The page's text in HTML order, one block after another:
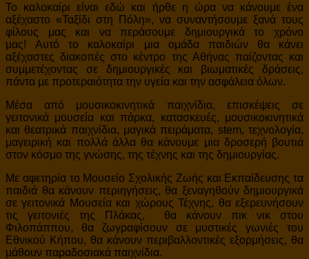
Το καλοκαίρι είναι εδώ και ήρθε η ώρα να κάνουμε ένα
αξέχαστο «Ταξίδι στη Πόλη», να συναντήσουμε ξανά τους
φίλους μας και να περάσουμε δημιουργικά το χρόνο
μας! Αυτό το καλοκαίρι μια ομάδα παιδιών θα κάνει
αξέχαστες διακοπές στο κέντρο της Αθήνας παίζοντας και
συμμετέχοντας σε δημιουργικές και βιωματικές δράσεις,
πάντα με προτεραιότητα την υγεία και την ασφάλεια όλων.
Μέσα από μουσικοκινητικά παιχνίδια, επισκέψεις σε
γειτονικά μουσεία και πάρκα, κατασκευές, μουσικοκινητικά
και θεατρικά παιχνίδια, μαγικά πειράματα, stem, τεχνολογία,
μαγειρική και πολλά άλλα θα κάνουμε μια δροσερή βουτιά
στον κόσμο της γνώσης, της τέχνης και της δημιουργίας.
Με αφετηρία το Μουσείο Σχολικής Ζωής και Εκπαίδευσης τα
παιδιά θα κάνουν περιηγήσεις, θα ξεναγηθούν δημιουργικά
σε γειτονικά Μουσεία και χώρους Τέχνης, θα εξερευνήσουν
τις γειτονιές της Πλάκας, θα κάνουν πικ νικ στου
Φιλοπάππου, θα ζωγραφίσουν σε μυστικές γωνιές του
Εθνικού Κήπου, θα κάνουν περιβαλλοντικές εξορμήσεις, θα
μάθουν παραδοσιακά παιχνίδια.